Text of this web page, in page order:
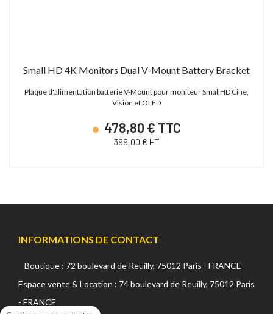
Small HD 4K Monitors Dual V-Mount Battery Bracket
Plaque d'alimentation batterie V-Mount pour moniteur SmallHD Cine,
Vision et OLED
478,80 € TTC
399,00 € HT
INFORMATIONS DE CONTACT
Boutique : 72 boulevard de Reuilly, 75012 Paris - FRANCE
Espace vente & Location : 74 boulevard de Reuilly, 75012 Paris
- FRANCE